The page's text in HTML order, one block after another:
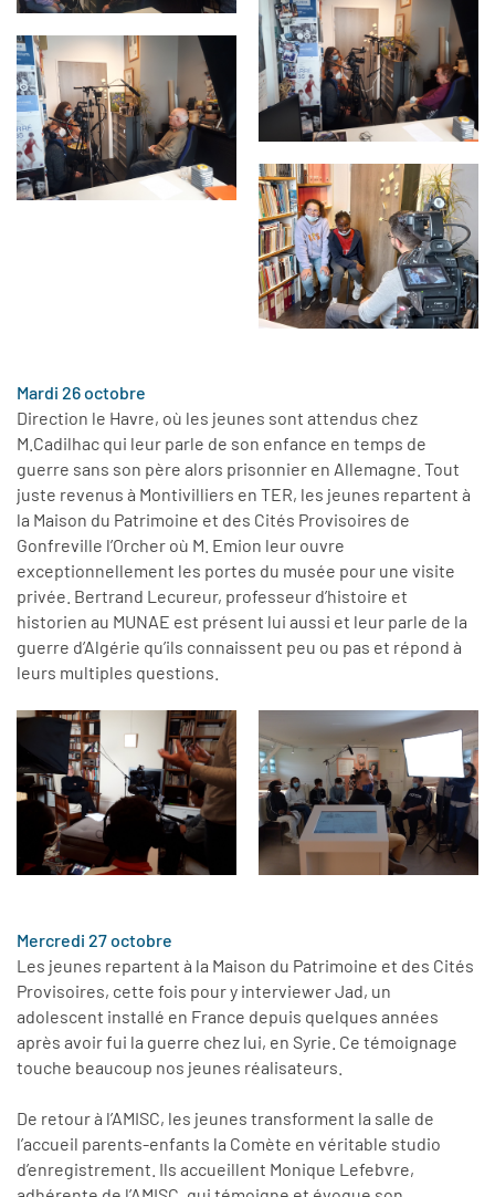
Mardi 26 octobre
Direction le Havre, où les jeunes sont attendus chez
M.Cadilhac qui leur parle de son enfance en temps de
guerre sans son père alors prisonnier en Allemagne. Tout
juste revenus à Montivilliers en TER, les jeunes repartent à
la Maison du Patrimoine et des Cités Provisoires de
Gonfreville l’Orcher où M. Emion leur ouvre
exceptionnellement les portes du musée pour une visite
privée. Bertrand Lecureur, professeur d’histoire et
historien au MUNAE est présent lui aussi et leur parle de la
guerre d’Algérie qu’ils connaissent peu ou pas et répond à
leurs multiples questions.
Mercredi 27 octobre
Les jeunes repartent à la Maison du Patrimoine et des Cités
Provisoires, cette fois pour y interviewer Jad, un
adolescent installé en France depuis quelques années
après avoir fui la guerre chez lui, en Syrie. Ce témoignage
touche beaucoup nos jeunes réalisateurs.
De retour à l’AMISC, les jeunes transforment la salle de
l’accueil parents-enfants la Comète en véritable studio
d’enregistrement. Ils accueillent Monique Lefebvre,